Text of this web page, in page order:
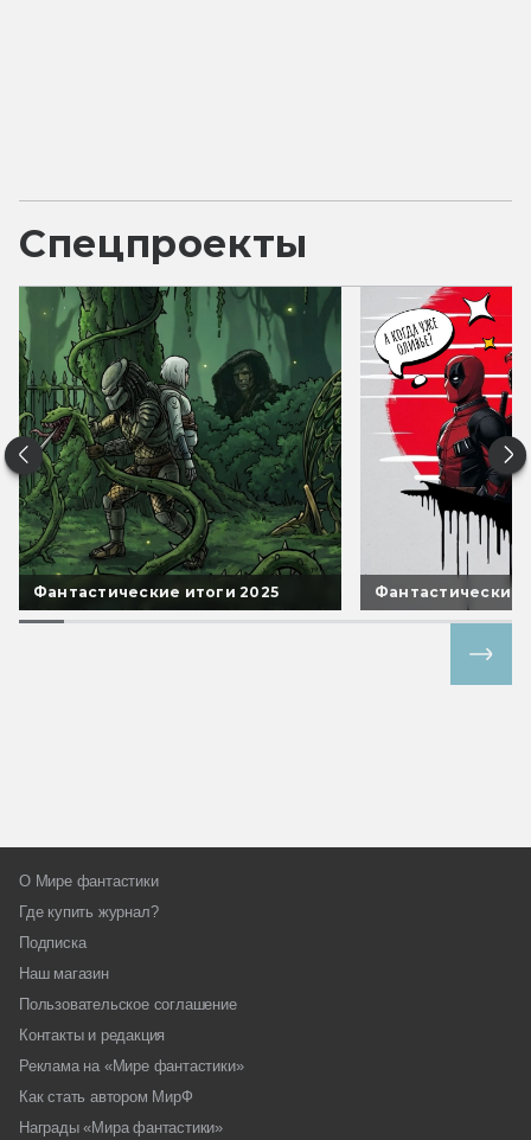
Спецпроекты
Фантастические итоги 2025 Фантастические
О Мире фантастики
Где купить журнал?
Подписка
Наш магазин
Пользовательское соглашение
Контакты и редакция
Реклама на «Мире фантастики»
Как стать автором МирФ
Награды «Мира фантастики»